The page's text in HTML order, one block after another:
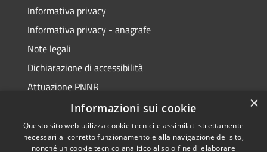
Informativa privacy
Informativa privacy - anagrafe
Note legali
Dichiarazione di accessibilità
Attuazione PNNR
Whistleblowing
×
Informazioni sui cookie
Questo sito web utilizza cookie tecnici e assimilati strettamente
necessari al corretto funzionamento e alla navigazione del sito,
nonché un cookie tecnico analitico al solo fine di elaborare